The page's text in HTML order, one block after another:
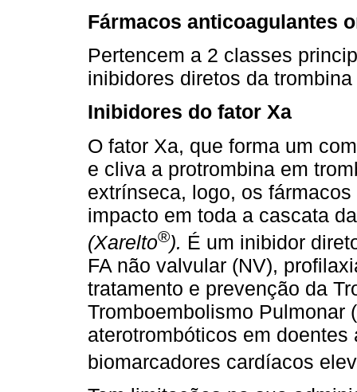
Fármacos anticoagulantes
Pertencem a 2 classes
inibidores diretos da trombina
Inibidores do fator Xa
O fator Xa, que forma um
e cliva a protrombina em
extrínseca, logo, os
impacto em toda a cascata
(Xarelto®). É um inibidor
FA não valvular (NV),
tratamento e prevenção da
Tromboembolismo Pulmonar
aterotrombóticos em
biomarcadores cardíacos